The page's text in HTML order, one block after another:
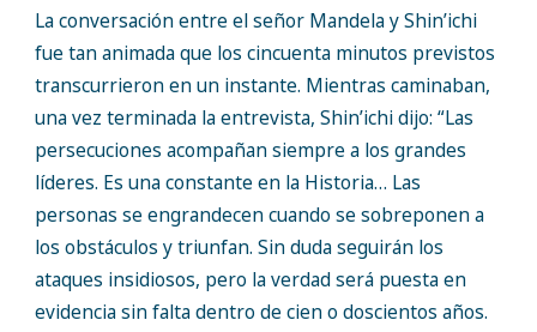
La conversación entre el señor Mandela y Shin’ichi
fue tan animada que los cincuenta minutos previstos
transcurrieron en un instante. Mientras caminaban,
una vez terminada la entrevista, Shin’ichi dijo: “Las
persecuciones acompañan siempre a los grandes
líderes. Es una constante en la Historia… Las
personas se engrandecen cuando se sobreponen a
los obstáculos y triunfan. Sin duda seguirán los
ataques insidiosos, pero la verdad será puesta en
evidencia sin falta dentro de cien o doscientos años.